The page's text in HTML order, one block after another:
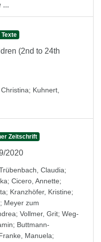
...
(2nd to 24th
; Kuhnert,
Zeitschrift
2020
Claudia;
; Cicero, Annette;
; Kranzhöfer, Kristine;
; Meyer zum
; Vollmer, Grit; Weg-
; Buttmann-
Manuela;